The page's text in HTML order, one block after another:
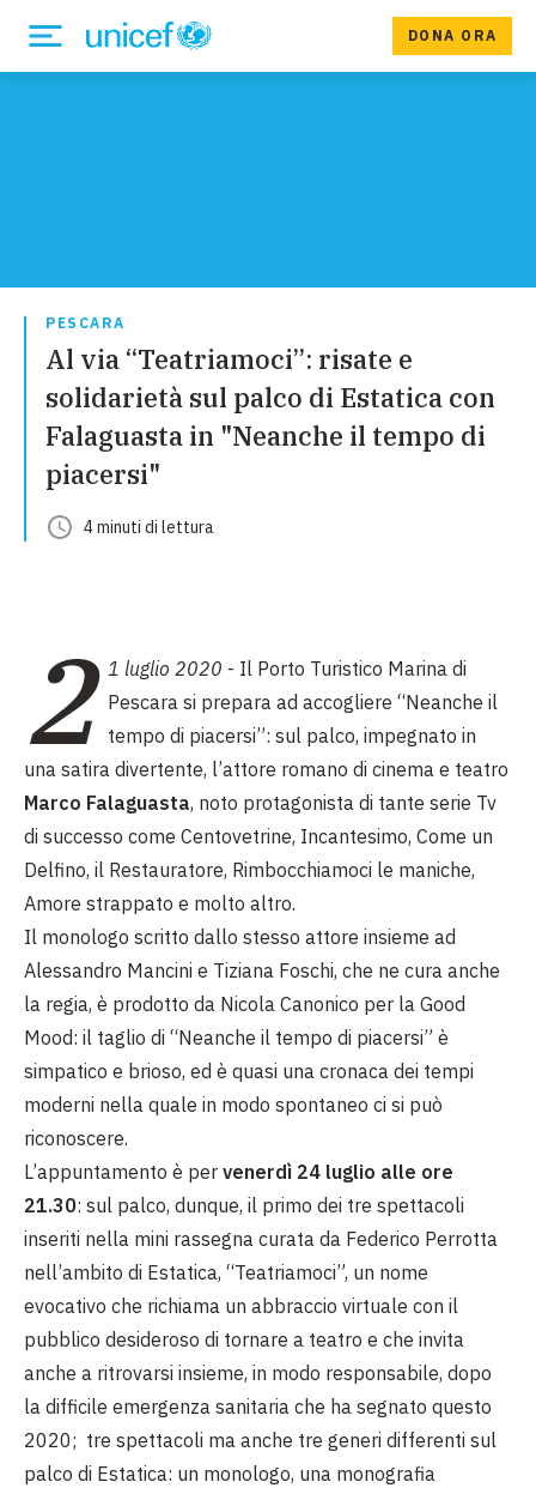
DONA ORA
PESCARA
Al via “Teatriamoci”: risate e
solidarietà sul palco di Estatica con
Falaguasta in "Neanche il tempo di
piacersi"
4minuti di lettura
2 1 luglio 2020 - Il Porto Turistico Marina di
Pescara si prepara ad accogliere “Neanche il
tempo di piacersi”: sul palco, impegnato in
una satira divertente, l’attore romano di cinema e teatro
Marco Falaguasta, noto protagonista di tante serie Tv
di successo come Centovetrine, Incantesimo, Come un
Delfino, il Restauratore, Rimbocchiamoci le maniche,
Amore strappato e molto altro.
Il monologo scritto dallo stesso attore insieme ad
Alessandro Mancini e Tiziana Foschi, che ne cura anche
la regia, è prodotto da Nicola Canonico per la Good
Mood: il taglio di “Neanche il tempo di piacersi” è
simpatico e brioso, ed è quasi una cronaca dei tempi
moderni nella quale in modo spontaneo ci si può
riconoscere.
L’appuntamento è per venerdì 24 luglio alle ore
21.30: sul palco, dunque, il primo dei tre spettacoli
inseriti nella mini rassegna curata da Federico Perrotta
nell’ambito di Estatica, “Teatriamoci”, un nome
evocativo che richiama un abbraccio virtuale con il
pubblico desideroso di tornare a teatro e che invita
anche a ritrovarsi insieme, in modo responsabile, dopo
la difficile emergenza sanitaria che ha segnato questo
2020; tre spettacoli ma anche tre generi differenti sul
palco di Estatica: un monologo, una monografia